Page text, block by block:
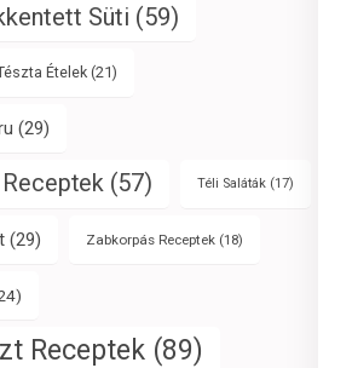
Süti (59)
Ételek (21)
(29)
(57) Téli Saláták (17)
(29) Zabkorpás Receptek (18)
Receptek (89)